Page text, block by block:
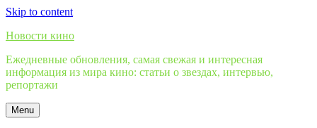
Skip to content
Новости кино
Ежедневные обновления, самая свежая и интересная
информация из мира кино: статьи о звездах, интервью,
репортажи
Menu